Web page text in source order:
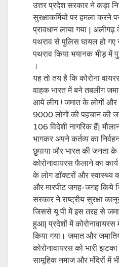
उत्तर प्रदेश सरकार ने कड़ा
सुरक्षाकर्मियों पर हमला करने
प्रावधान लाया गया |
पथराव से पुलिस घायल हो गए
पथराव किया भयानक भीड़ में
।
यह तो तय है कि कोरोना
वाहक भारत में बने तबलीग
आये लीग ! जमात के लोगों
9000 लोगों की पहचान की
106 विदेशी नागरिक हैं|
भागकर अपने कर्तव्य का
छुपाया और भारत की जनता के
कोरोनावायरस फैलाने का
के लोग डॉक्टरों और स्वास्थ्य
और मारपीट जगह-जगह किये
सरकार ने राष्ट्रीय सुरक्षा
जिससे यू पी में इस तरह से
हुआ| प्रदेशों में कोरोनावायरस
किया गया। जमात और
कोरोनावायरस को भारी
सामूहिक नमाज और मंदिरों में